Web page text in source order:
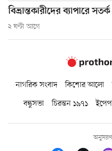
বিভ্রান্তকারীদের ব্যাপারে
২ ঘণ্টা আগে
নাগরিক সংবাদ কিশোর আলো
বন্ধুসভা
চিরন্তন ১৯৭১